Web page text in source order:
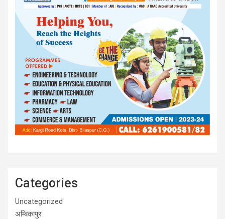
Categories
Uncategorized
अम्बिकापुर